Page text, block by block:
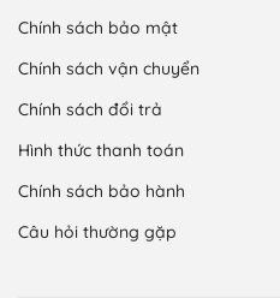
Chính sách bảo mật
Chính sách vận chuyển
Chính sách đổi trả
Hình thức thanh toán
Chính sách bảo hành
Câu hỏi thường gặp